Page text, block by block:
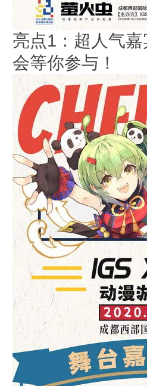
亮点1：超人气
会等你参与！